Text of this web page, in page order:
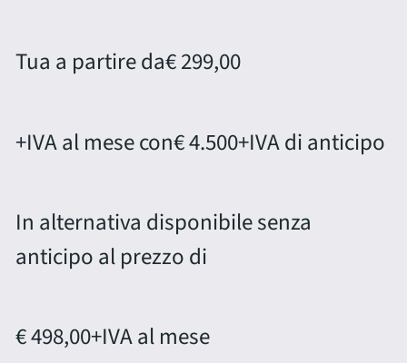
Tua a partire da€ 299,00
+IVA al mese con€ 4.500+IVA di anticipo
In alternativa disponibile senza
anticipo al prezzo di
€ 498,00+IVA al mese